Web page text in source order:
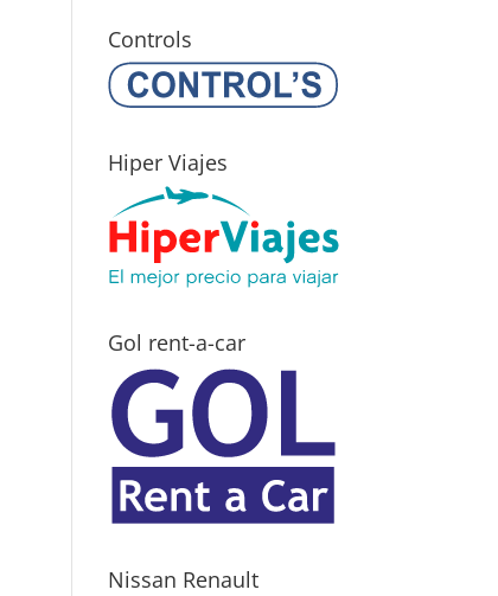
Controls
Hiper Viajes
Gol rent-a-car
Nissan Renault